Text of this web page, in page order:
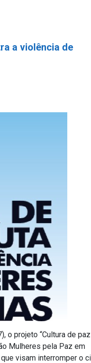
a violência de
o projeto “Cultura de
Mulheres pela Paz em
visam interromper o